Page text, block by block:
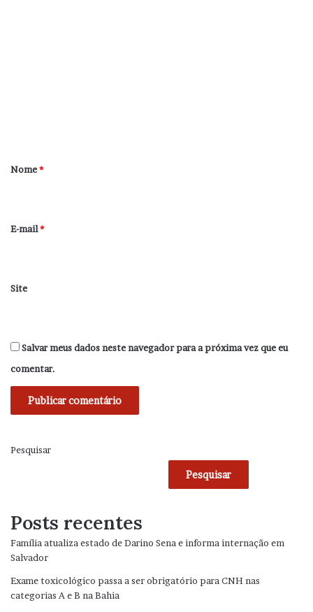
r
*
Nome*
E-mail*
Site
Salvar meus dados neste navegador para a próxima vez que eu
comentar.
Pesquisar
Pesquisar
Posts recentes
Família atualiza estado de Darino Sena e informa internação em
Salvador
Exame toxicológico passa a ser obrigatório para CNH nas
categorias A e B na Bahia